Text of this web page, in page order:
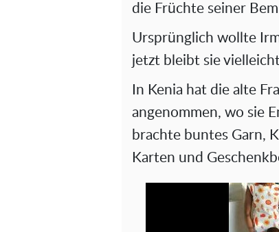
die Früchte seiner
Ursprünglich wollte
jetzt bleibt sie
In Kenia hat die alte
angenommen, wo sie
brachte buntes Garn,
Karten und